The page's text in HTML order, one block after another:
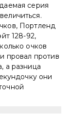
серия
Портленд
128-92,
очков
провал против
а разница
они